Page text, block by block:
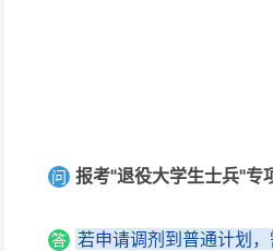
问 报考"退役大学生士兵"专
答 若申请调剂到普通计划